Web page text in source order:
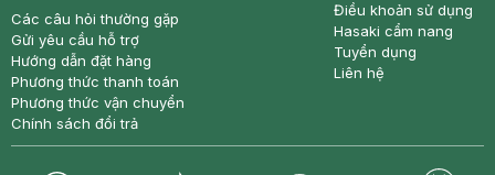
Các câu hỏi thường gặp
Gửi yêu cầu hỗ trợ
Hướng dẫn đặt hàng
Phương thức thanh toán
Phương thức vận chuyển
Chính sách đổi trả
Điều khoản sử dụng
Hasaki cẩm nang
Tuyển dụng
Liên hệ